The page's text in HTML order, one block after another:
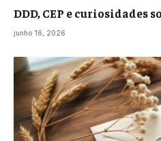
DDD, CEP e curiosidades
junho 16, 2026